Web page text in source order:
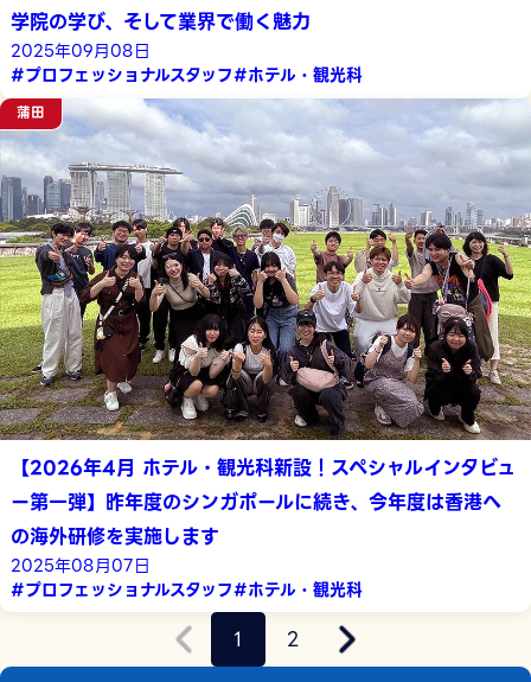
学院の学び、そして業界で働く魅力
2025年09月08日
#プロフェッショナルスタッフ#ホテル・観光科
蒲田
【2026年4月 ホテル・観光科新設！スペシャルインタビュ
ー第一弾】昨年度のシンガポールに続き、今年度は香港へ
の海外研修を実施します
2025年08月07日
#プロフェッショナルスタッフ#ホテル・観光科
1 2